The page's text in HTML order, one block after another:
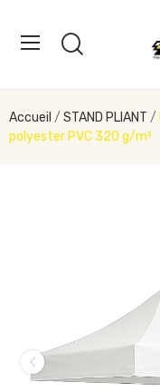
Accueil STAND PLIANT
polyester PVC 320 g/m²